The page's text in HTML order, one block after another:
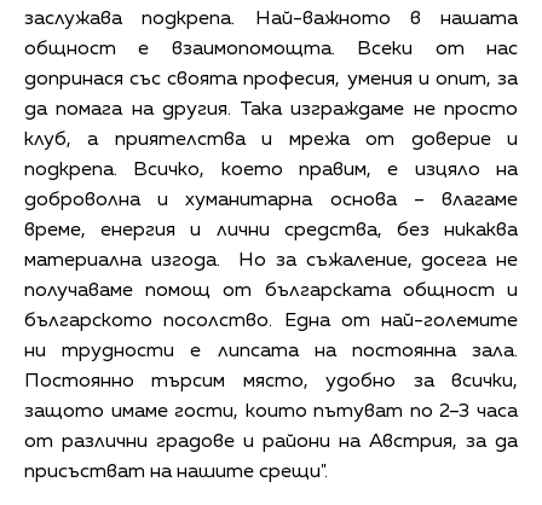
заслужава подкрепа. Най-важното в нашата
общност е взаимопомощта. Всеки от нас
допринася със своята професия, умения и опит, за
да помага на другия. Така изграждаме не просто
клуб, а приятелства и мрежа от доверие и
подкрепа. Всичко, което правим, е изцяло на
доброволна и хуманитарна основа – влагаме
време, енергия и лични средства, без никаква
материална изгода. Но за съжаление, досега не
получаваме помощ от българската общност и
българското посолство. Една от най-големите
ни трудности е липсата на постоянна зала.
Постоянно търсим място, удобно за всички,
защото имаме гости, които пътуват по 2–3 часа
от различни градове и райони на Австрия, за да
присъстват на нашите срещи".